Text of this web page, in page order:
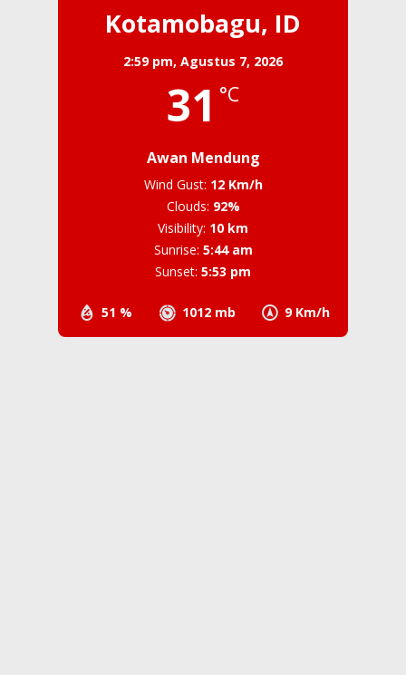
Kotamobagu, ID
2:59 pm, Agustus 7, 2026
31 °C
Awan Mendung
51 % 1012 mb 9 Km/h
Wind Gust: 12 Km/h
Clouds: 92%
Visibility: 10 km
Sunrise: 5:44 am
Sunset: 5:53 pm